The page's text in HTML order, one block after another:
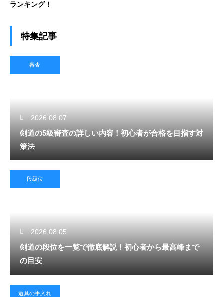
ランキング！
特集記事
審査
2026.08.07
剣道の5級審査の詳しい内容！初心者が合格を目指す対
策法
段級位
2026.08.05
剣道の段位を一覧で徹底解説！初心者から最高峰まで
の目安
道具の手入れ